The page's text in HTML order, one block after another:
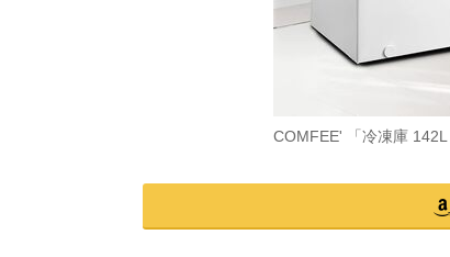
COMFEE' 「冷凍庫 142L